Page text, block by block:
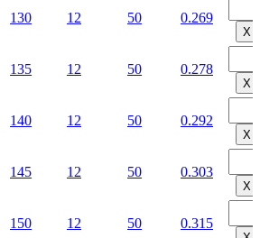
130 12 50 0.269
Х
135 12 50 0.278
Х
140 12 50 0.292
Х
145 12 50 0.303
Х
150 12 50 0.315